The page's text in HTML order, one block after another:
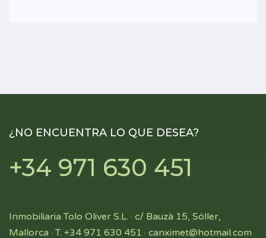
¿NO ENCUENTRA LO QUE DESEA?
+34 971 630 451
Inmobiliaria Tolo Oliver S.L. · c/ Bauzà 15, Sóller,
Mallorca · T. +34 971 630 451 · canximet@hotmail.com